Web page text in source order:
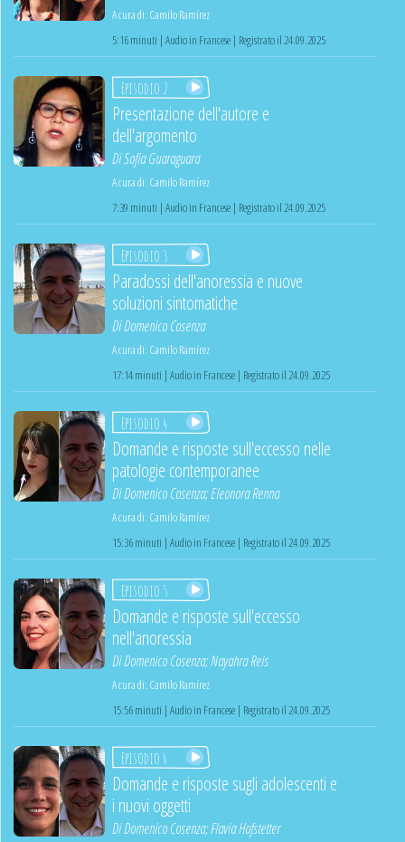
A cura di: Camilo Ramírez
5:16 minuti | Audio in Francese | Registrato il 24.09.2025
Episodio 2
Presentazione dell'autore e
dell'argomento
DiSofia Guaraguara
A cura di: Camilo Ramírez
7:39 minuti | Audio in Francese | Registrato il 24.09.2025
Episodio 3
Paradossi dell'anoressia e nuove
soluzioni sintomatiche
DiDomenico Cosenza
A cura di: Camilo Ramírez
17:14 minuti | Audio in Francese | Registrato il 24.09.2025
Episodio 4
Domande e risposte sull'eccesso nelle
patologie contemporanee
DiDomenico Cosenza;Eleonora Renna
A cura di: Camilo Ramírez
15:36 minuti | Audio in Francese | Registrato il 24.09.2025
Episodio 5
Domande e risposte sull'eccesso
nell'anoressia
DiDomenico Cosenza;Nayahra Reis
A cura di: Camilo Ramírez
15:56 minuti | Audio in Francese | Registrato il 24.09.2025
Episodio 6
Domande e risposte sugli adolescenti e
i nuovi oggetti
DiDomenico Cosenza;Flavia Hofstetter